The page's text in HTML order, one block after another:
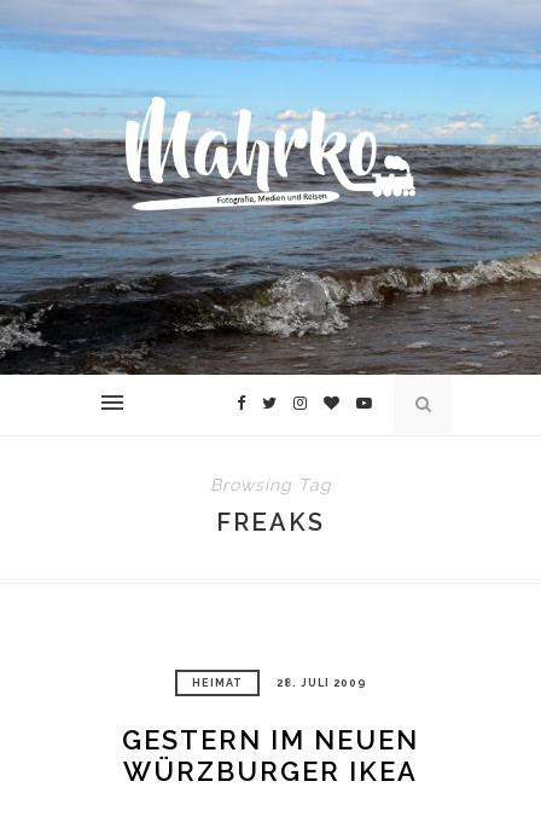
Browsing Tag
FREAKS
HEIMAT 28. JULI 2009
GESTERN IM NEUEN
WÜRZBURGER IKEA